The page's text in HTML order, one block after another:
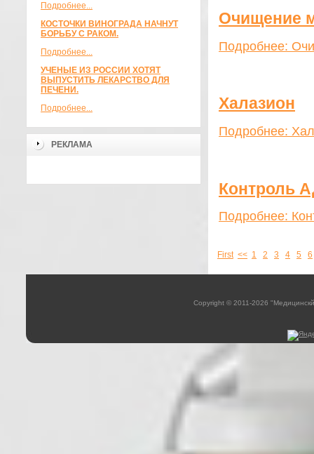
Подробнее...
КОСТОЧКИ ВИНОГРАДА НАЧНУТ
БОРЬБУ С РАКОМ.
Подробнее...
УЧЕНЫЕ ИЗ РОССИИ ХОТЯТ
ВЫПУСТИТЬ ЛЕКАРСТВО ДЛЯ
ПЕЧЕНИ.
Подробнее...
РЕКЛАМА
Очищение
Подробнее:
Халазион
Подробнее:
Контроль
Подробнее:
First << 1 2 3 4 5 6
Copyright © 2011-2026